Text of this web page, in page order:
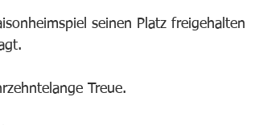
seinen Platz freigehalten
Treue.